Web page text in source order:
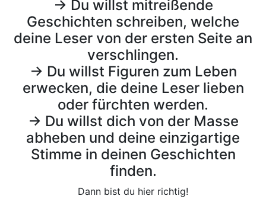
→ Du willst mitreißende
Geschichten schreiben, welche
deine Leser von der ersten Seite an
verschlingen.
→ Du willst Figuren zum Leben
erwecken, die deine Leser lieben
oder fürchten werden.
→ Du willst dich von der Masse
abheben und deine einzigartige
Stimme in deinen Geschichten
finden.
Dann bist du hier richtig!